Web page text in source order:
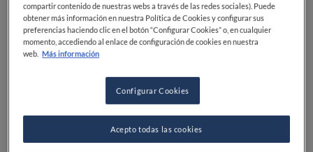
compartir contenido de nuestras webs a través de las redes sociales). Puede
obtener más información en nuestra Política de Cookies y configurar sus
preferencias haciendo clic en el botón “Configurar Cookies” o, en cualquier
momento, accediendo al enlace de configuración de cookies en nuestra
web. Más información
Configurar Cookies
Acepto todas las cookies